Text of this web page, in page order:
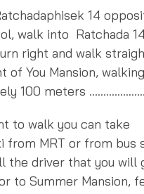
14
walk into Ratchada
right and walk
You Mansion,
100 meters
to walk you can take
from MRT or from bus
the driver that you will
to Summer Mansion,